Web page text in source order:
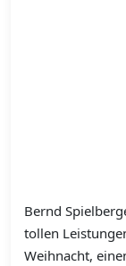
Bernd
tollen
Weihnacht,